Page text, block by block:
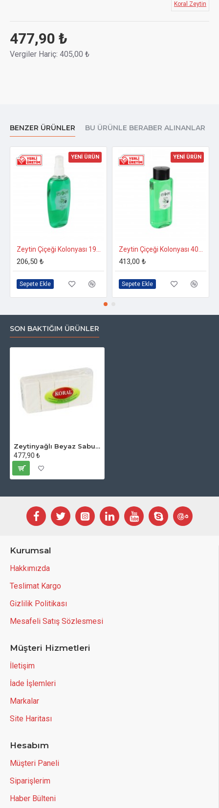
477,90 ₺
Vergiler Hariç: 405,00 ₺
Koral Zeytin
BENZER ÜRÜNLER BU ÜRÜNLE BERABER ALINANLAR
YENİ ÜRÜN
Zeytin Çiçeği Kolonyası 190 CC.
206,50 ₺
Sepete Ekle
YENİ ÜRÜN
Zeytin Çiçeği Kolonyası 400 CC.
413,00 ₺
Sepete Ekle
SON BAKTIĞIM ÜRÜNLER
Zeytinyağlı Beyaz Sabun 1 Kg.
477,90 ₺
Kurumsal
Hakkımızda
Teslimat Kargo
Gizlilik Politikası
Mesafeli Satış Sözlesmesi
Müşteri Hizmetleri
İletişim
İade İşlemleri
Markalar
Site Haritası
Hesabım
Müşteri Paneli
Siparişlerim
Haber Bülteni